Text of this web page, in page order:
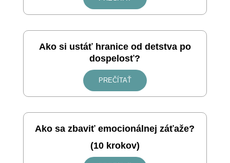
Ako si ustáť hranice od detstva po
dospelosť?
PREČÍTAŤ
Ako sa zbaviť emocionálnej záťaže?
(10 krokov)